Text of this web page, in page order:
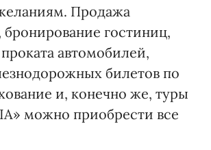
Продажа
бронирование гостиниц,
автомобилей,
билетов по
и, конечно же, туры
можно приобрести все